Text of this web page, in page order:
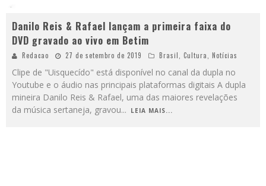
Danilo Reis & Rafael lançam a primeira faixa do
DVD gravado ao vivo em Betim
Redacao 27 de setembro de 2019 Brasil, Cultura, Notícias
Clipe de "Uisquecído" está disponível no canal da dupla no
Youtube e o áudio nas principais plataformas digitais A dupla
mineira Danilo Reis & Rafael, uma das maiores revelações
da música sertaneja, gravou... LEIA MAIS...